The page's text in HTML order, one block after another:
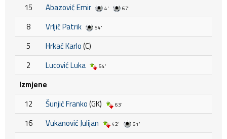
15 Abazović Emir 4' 67'
8 Vrljić Patrik 54'
5 Hrkać Karlo(C)
2
Lucović Luka 54'
Izmjene
12
Šunjić Franko(GK) 63'
16 Vukanović Julijan 42' 61'